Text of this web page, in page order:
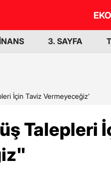
3. SAYFA
İçin Taviz Vermeyeceğiz'
Talepleri